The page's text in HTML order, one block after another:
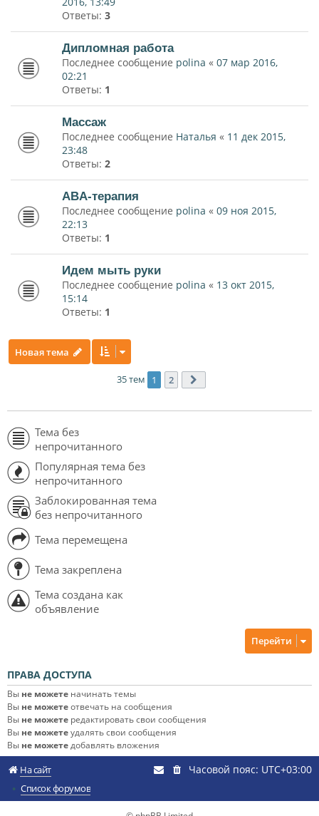
Ответы: 3
Дипломная работа
Последнее сообщение polina « 07 мар 2016,
02:21
Ответы: 1
Массаж
Последнее сообщение Наталья « 11 дек 2015,
23:48
Ответы: 2
ABA-терапия
Последнее сообщение polina « 09 ноя 2015,
22:13
Ответы: 1
Идем мыть руки
Последнее сообщение polina « 13 окт 2015,
15:14
Ответы: 1
Новая тема
35 тем 1 2
Тема без
непрочитанного
Популярная тема без
непрочитанного
Заблокированная тема
без непрочитанного
Тема перемещена
Тема закреплена
Тема создана как
объявление
Перейти
ПРАВА ДОСТУПА
Вы не можете начинать темы
Вы не можетеотвечать на сообщения
Вы не можете редактировать свои сообщения
Вы не можетеудалять свои сообщения
Вы не можетедобавлять вложения
На сайт
Список форумов
Часовой пояс: UTC+03:00